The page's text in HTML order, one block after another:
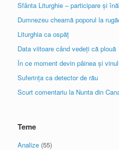
Sfânta Liturghie – participare și
Dumnezeu cheamă poporul la
Liturghia ca ospăț
Data viitoare când vedeți că plouă
În ce moment devin pâinea și
Suferința ca detector de rău
Scurt comentariu la Nunta din
Teme
Analize (55)